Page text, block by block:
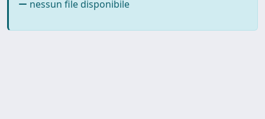
nessun file disponibile